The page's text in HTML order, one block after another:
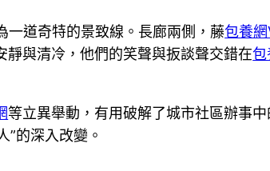
一道奇特的景致線。長廊兩側，藤包養
與清冷，他們的笑聲與扳談聲交錯在包
等立異舉動，有用破解了城市社區辦事
”的深入改變。